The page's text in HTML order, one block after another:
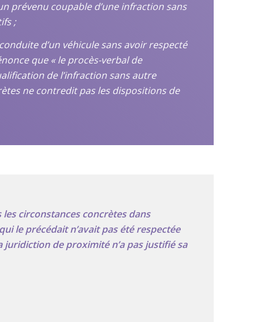
prévenu coupable d’une infraction sans
;
d’un véhicule sans avoir respecté
que « le procès-verbal de
de l’infraction sans autre
ne contredit pas les dispositions de
circonstances concrètes dans
le précédait n’avait pas été respectée
de proximité n’a pas justifié sa